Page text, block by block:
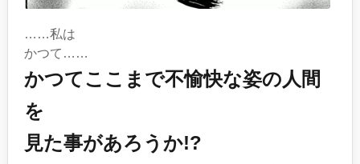
……私は
かつて……
かつてここまで不愉快な姿の人間
を
見た事があろうか!?